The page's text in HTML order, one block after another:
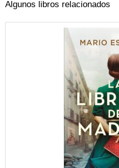
Algunos libros relacionados